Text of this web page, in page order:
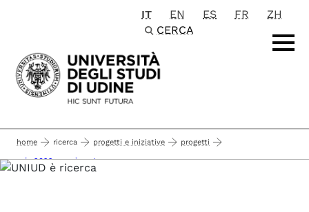
Passa al contenuto principale
IT EN ES FR
ZH
CERCA
home ricerca progetti e iniziative progetti
prin 2022 scorrimento